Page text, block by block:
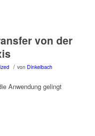
von der
/ von Dinkelbach
Anwendung gelingt